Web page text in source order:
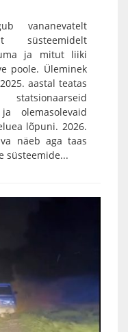
vananevatelt
süsteemidelt
ja mitut liiki
poole. Üleminek
aastal teatas
olemasolevaid
lõpuni. 2026.
näeb aga taas
süsteemide...